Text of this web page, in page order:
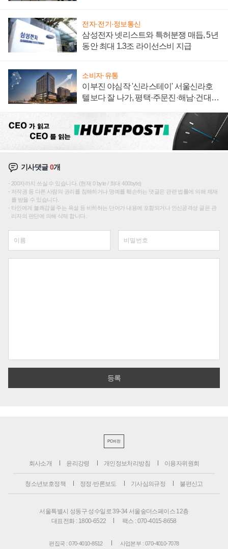
전자·전기·정보통신
삼성전자 넷리스트와 특허분쟁 매듭, 5년
동안 최대 1.3조 라이선스비 지급
소비자·유통
이부진 야심작 '신라스테이' 서울신라호
텔보다 잘 나가, 평택·주문진·해남·건대로
기사댓글0개
200자까지 쓰실 수 있습니다. (현재 0 byte / 최대 400byte)
저작권 등 다른 사람의 권리를 침해하거나 명예를 훼손하는 댓글은 관련 법률에 의해 제재
를 받을 수 있습니다.
타인에게 불쾌감을 주는 욕설 등 비하하는 단어가 내용에 포함되거나 인신공격성 글은 관
리자의 판단에 의해 삭제 합니다.
PC버전
회사소개 윤리강령 개인정보처리방침 이용자위원회
청소년보호정책 정정·반론보도 기사심의규정 불편신고
서울특별시 성동구 성수일로 39-34 서울숲더스페이스 12층
대표전화 : 1800-6522
팩스 : 070-4015-8658
편집국 : 070-4010-8512 사업본부 : 070-4010-7078